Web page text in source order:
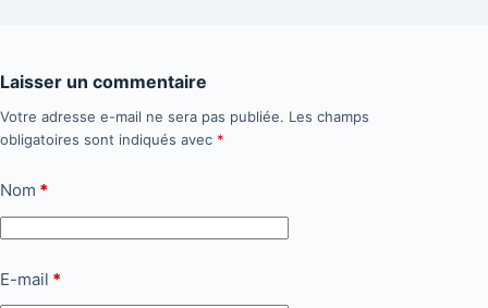
Laisser un commentaire
Votre adresse e-mail ne sera pas publiée. Les champs
obligatoires sont indiqués avec *
Nom *
E-mail *